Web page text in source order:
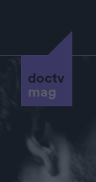
doctv
mag